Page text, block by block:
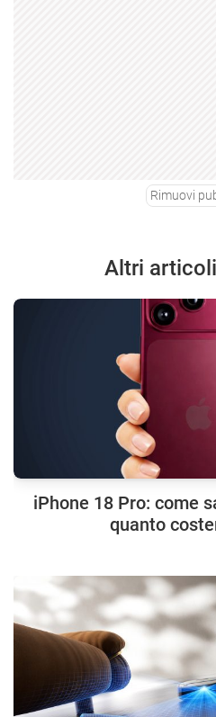
Rimuovi
Altri
iPhone 18 Pro: come
quanto